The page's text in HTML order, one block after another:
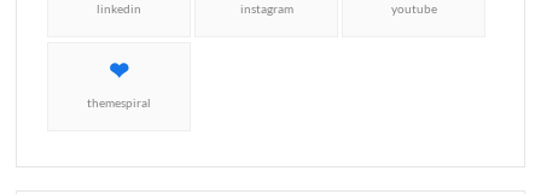
linkedin instagram youtube
themespiral